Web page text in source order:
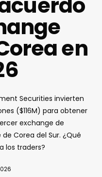
en
Securities invierten
($116M) para obtener
exchange de
Corea del Sur. ¿Qué
los traders?